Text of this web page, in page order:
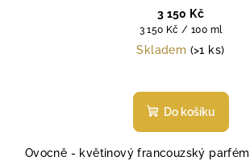
3 150 Kč
Měrná
cena:
3 150 Kč / 100 ml
Skladem (>1 ks)
Do košíku
Ovocně - květinový francouzský